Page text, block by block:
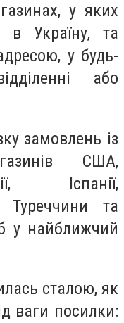
у яких
в Україну, та
у будь-
або
замовлень із
США,
Іспанії,
Туреччини та
у найближчий
сталою, як
ваги посилки: